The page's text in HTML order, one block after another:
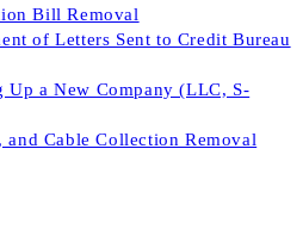
Bill Removal
of Letters Sent to Credit Bureau
Up a New Company (LLC, S-
Cable Collection Removal